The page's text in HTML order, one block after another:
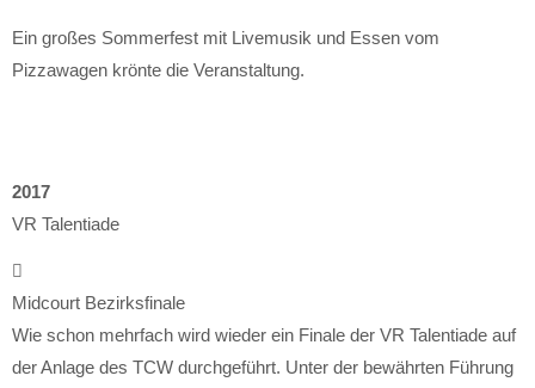
Ein großes Sommerfest mit Livemusik und Essen vom
Pizzawagen krönte die Veranstaltung.
2017
VR Talentiade
Midcourt Bezirksfinale
Wie schon mehrfach wird wieder ein Finale der VR Talentiade auf
der Anlage des TCW durchgeführt. Unter der bewährten Führung